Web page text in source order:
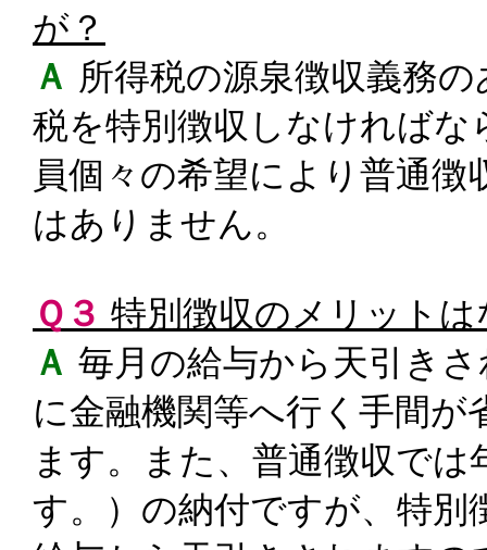
が？
Ａ 所得税の源泉徴収義務
税を特別徴収しなければ
員個々の希望により普通
はありません。
Ｑ３ 特別徴収のメリット
Ａ 毎月の給与から天引き
に金融機関等へ行く手間
ます。また、普通徴収で
す。）の納付ですが、特別